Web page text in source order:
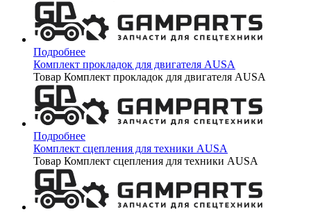
Подробнее
Комплект прокладок для двигателя AUSA
Товар Комплект прокладок для двигателя AUSA
Подробнее
Комплект сцепления для техники AUSA
Товар Комплект сцепления для техники AUSA